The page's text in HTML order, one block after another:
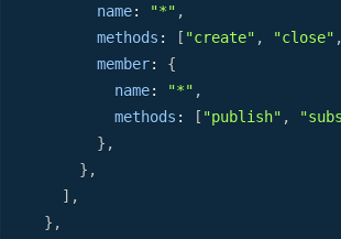
name: "*" ,
methods : [ "create" , "close" ,
member:
{
name: "*" ,
methods : [ "publish" ,
} ,
} ,
] ,
} ,